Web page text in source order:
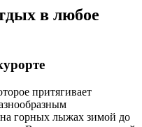
в любое
притягивает
горных лыжах зимой до